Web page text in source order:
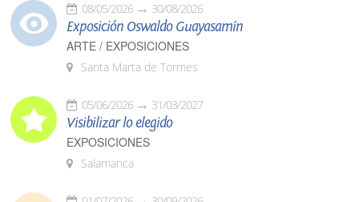
08/05/2026 30/08/2026
Exposición Oswaldo Guayasamín
ARTE / EXPOSICIONES
Santa Marta de Tormes
05/06/2026 31/03/2027
Visibilizar lo elegido
EXPOSICIONES
Salamanca